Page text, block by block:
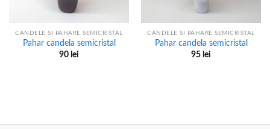
CANDELE SI PAHARE SEMICRISTAL
Pahar candela semicristal
90 lei
CANDELE SI PAHARE SEMICRISTAL
Pahar candela semicristal
95 lei